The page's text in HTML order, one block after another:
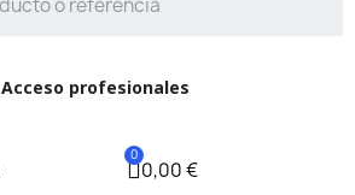
Acceso profesionales
0,00 €